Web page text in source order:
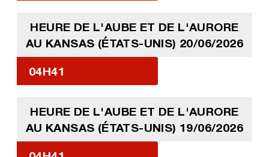
HEURE DE L'AUBE ET DE L'AURORE
AU KANSAS (ÉTATS-UNIS) 20/06/2026
04H41
HEURE DE L'AUBE ET DE L'AURORE
AU KANSAS (ÉTATS-UNIS) 19/06/2026